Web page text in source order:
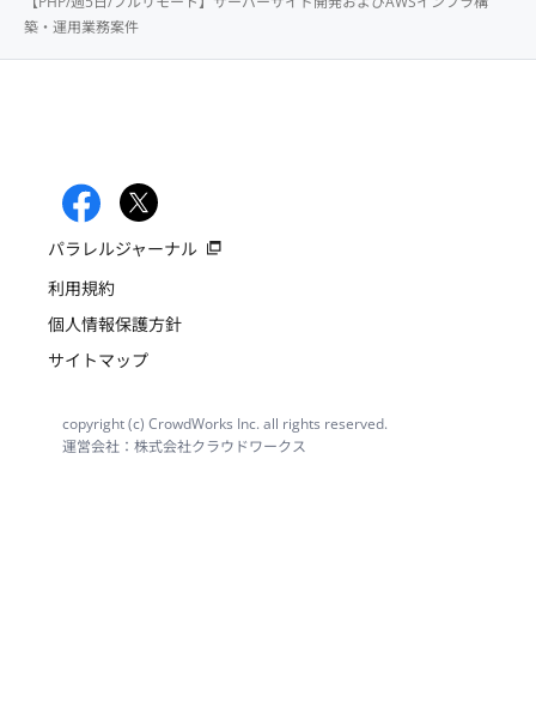
築・運用業務案件
パラレルジャーナル
利用規約
個人情報保護方針
サイトマップ
copyright (c) CrowdWorks Inc. all rights reserved.
運営会社：株式会社クラウドワークス